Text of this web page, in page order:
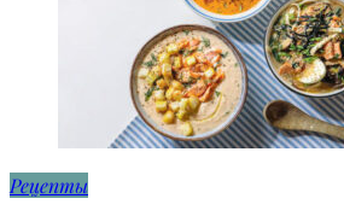
Рецепты